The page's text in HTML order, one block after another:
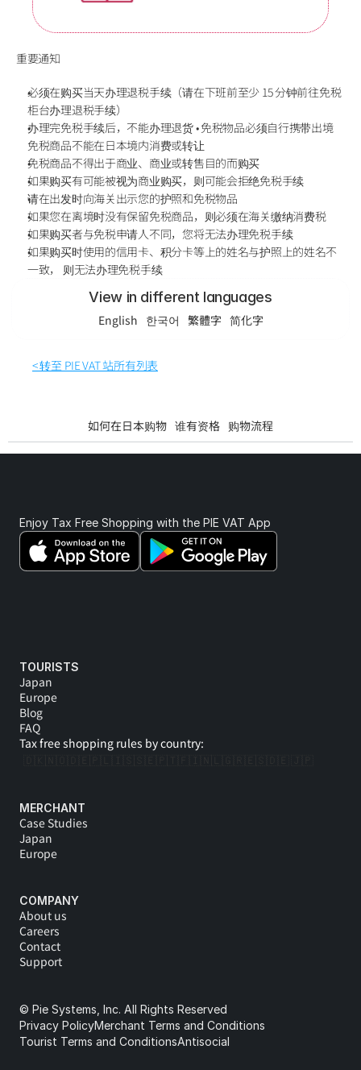
重要通知
必须在购买当天办理退税手续（请在下班前至少 15 分钟前往免税
柜台办理退税手续）
办理完免税手续后，不能办理退货 • 免税物品必须自行携带出境
免税商品不能在日本境内消费或转让
免税商品不得出于商业、商业或转售目的而购买
如果购买有可能被视为商业购买，则可能会拒绝免税手续
请在出发时向海关出示您的护照和免税物品
如果您在离境时没有保留免税商品，则必须在海关缴纳消费税
如果购买者与免税申请人不同，您将无法办理免税手续
如果购买时使用的信用卡、积分卡等上的姓名与护照上的姓名不
一致， 则无法办理免税手续
View in different languages
English 한국어 繁體字 简化字
< 转至 PIE VAT 站所有列表
如何在日本购物 谁有资格 购物流程
Enjoy Tax Free Shopping with the PIE VAT App
TOURISTS
Japan
Europe
Blog
FAQ
Tax free shopping rules by country:
MERCHANT
Case Studies
Japan
Europe
COMPANY
About us
Careers
Contact
Support
© Pie Systems, Inc. All Rights Reserved
Privacy PolicyMerchant Terms and Conditions
Tourist Terms and ConditionsAntisocial